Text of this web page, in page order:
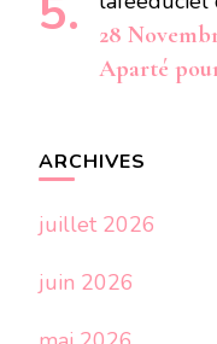
28
Aparté
ARCHIVES
juillet 2026
juin 2026